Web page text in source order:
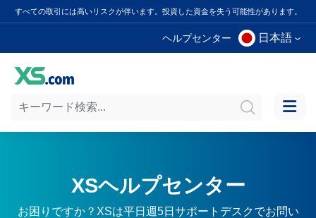
すべての取引には高いリスクが伴います。投資した資金を失う可能性があります。
ヘルプセンター 日本語
XSヘルプセンター
お困りですか？XSは平日週5日サポートデスクでお問い